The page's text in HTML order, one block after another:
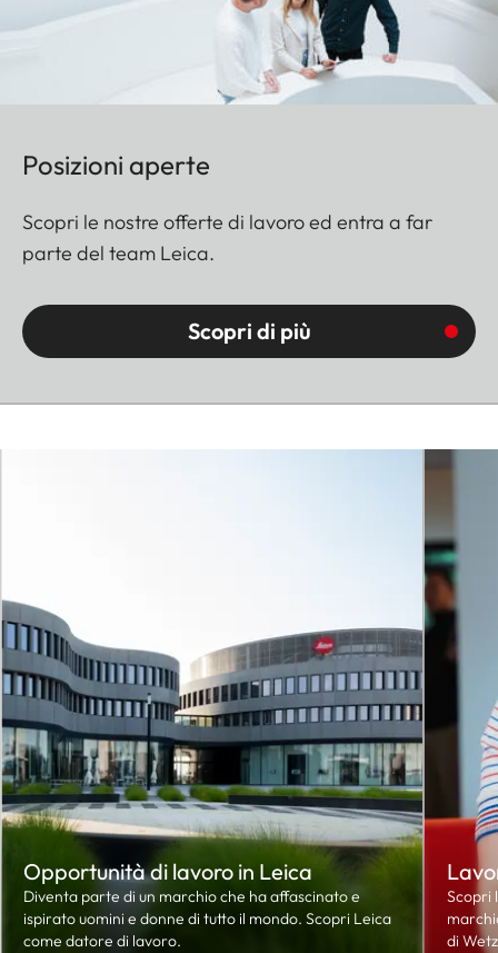
Posizioni aperte
Scopri le nostre offerte di lavoro ed entra a far
parte del team Leica.
Scopri di più
Opportunità di lavoro in Leica
Diventa parte di un marchio che ha affascinato e
ispirato uomini e donne di tutto il mondo. Scopri Leica
come datore di lavoro.
Scopri
di